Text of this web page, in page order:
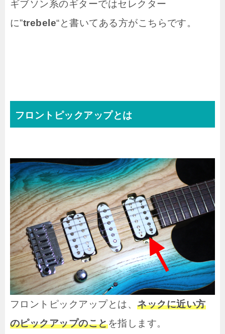
ギブソン系のギターではセレクター
に”trebele“と書いてある方がこちらです。
フロントピックアップとは
フロントピックアップとは、ネックに近い方
のピックアップのことを指します。